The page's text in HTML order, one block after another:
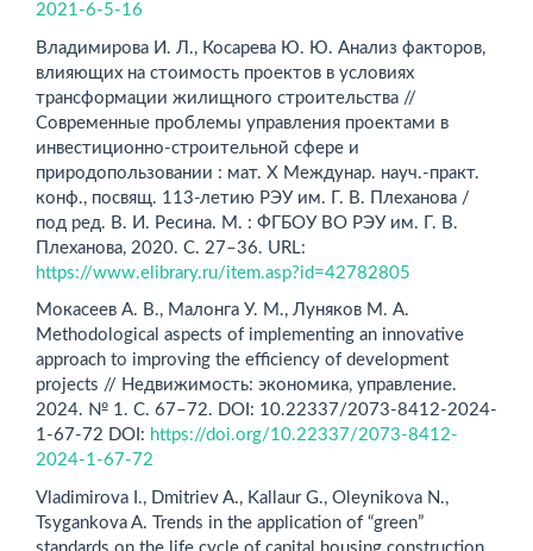
2021-6-5-16
Владимирова И. Л., Косарева Ю. Ю. Анализ факторов,
влияющих на стоимость проектов в условиях
трансформации жилищного строительства //
Современные проблемы управления проектами в
инвестиционно-строительной сфере и
природопользовании : мат. X Междунар. науч.-практ.
конф., посвящ. 113-летию РЭУ им. Г. В. Плеханова /
под ред. В. И. Ресина. М. : ФГБОУ ВО РЭУ им. Г. В.
Плеханова, 2020. С. 27–36. URL:
https://www.elibrary.ru/item.asp?id=42782805
Мокасеев А. В., Малонга У. М., Луняков М. А.
Methodological aspects of implementing an innovative
approach to improving the efficiency of development
projects // Недвижимость: экономика, управление.
2024. № 1. С. 67–72. DOI: 10.22337/2073-8412-2024-
1-67-72 DOI: https://doi.org/10.22337/2073-8412-
2024-1-67-72
Vladimirova I., Dmitriev A., Kallaur G., Oleynikova N.,
Tsygan­kova A. Trends in the application of “green”
standards on the life cycle of capital housing construction